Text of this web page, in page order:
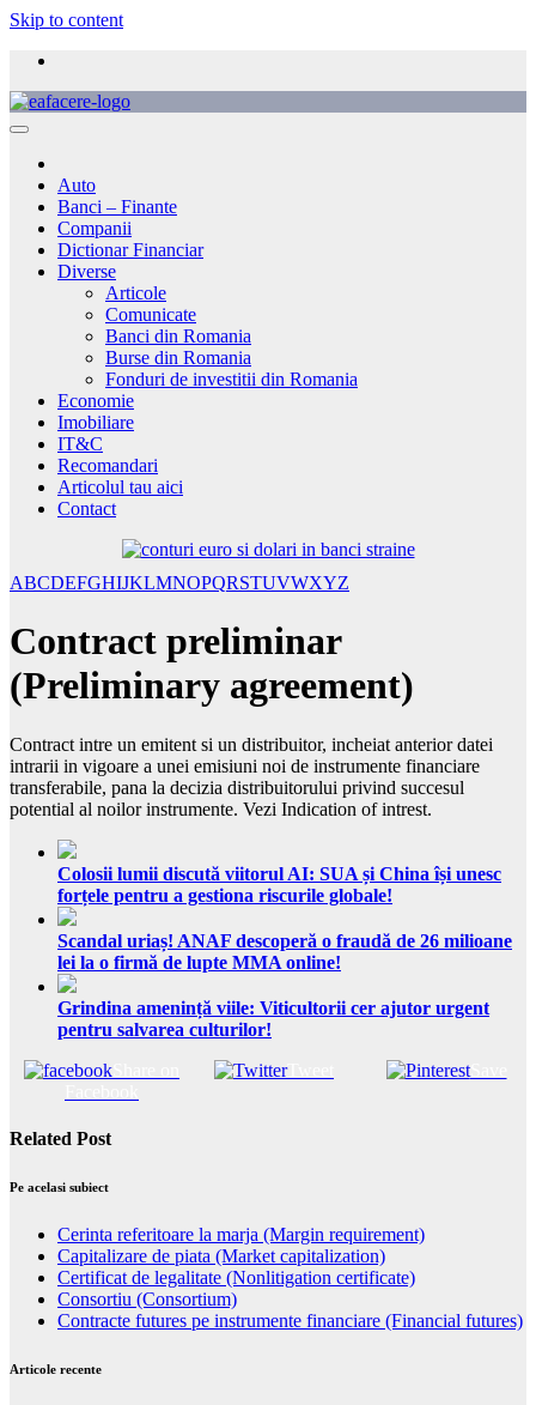
Skip to content
Auto
Banci – Finante
Companii
Dictionar Financiar
Diverse
Articole
Comunicate
Banci din Romania
Burse din Romania
Fonduri de investitii din Romania
Economie
Imobiliare
IT&C
Recomandari
Articolul tau aici
Contact
ABCDEFGHIJKLMNOPQRSTUVWXYZ
Contract preliminar
(Preliminary agreement)
Contract intre un emitent si un distribuitor, incheiat anterior datei
intrarii in vigoare a unei emisiuni noi de instrumente financiare
transferabile, pana la decizia distribuitorului privind succesul
potential al noilor instrumente. Vezi Indication of intrest.
Colosii lumii discută viitorul AI: SUA și China își unesc
forțele pentru a gestiona riscurile globale!
Scandal uriaș! ANAF descoperă o fraudă de 26 milioane
lei la o firmă de lupte MMA online!
Grindina amenință viile: Viticultorii cer ajutor urgent
pentru salvarea culturilor!
Tweet Save
Related Post
Pe acelasi subiect
Cerinta referitoare la marja (Margin requirement)
Capitalizare de piata (Market capitalization)
Certificat de legalitate (Nonlitigation certificate)
Consortiu (Consortium)
Contracte futures pe instrumente financiare (Financial futures)
Articole recente